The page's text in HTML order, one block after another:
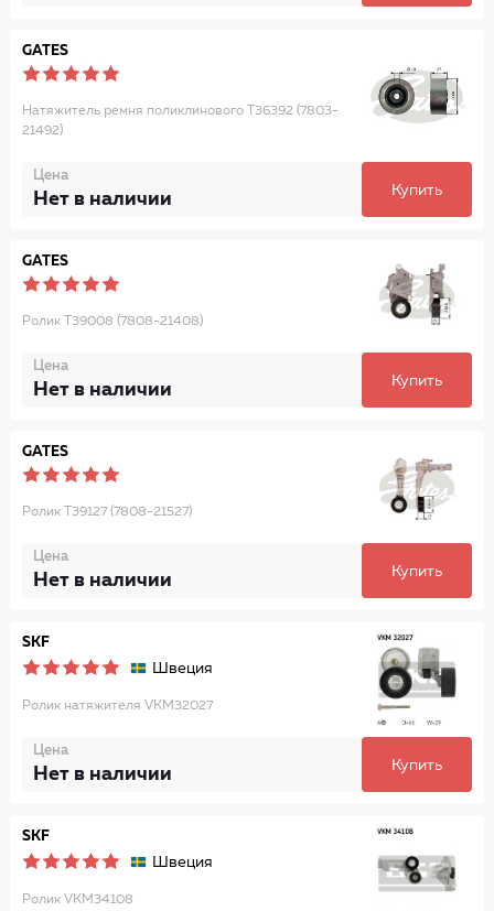
GATES
Натяжитель ремня поликлинового T36392 (7803-
21492)
Цена
Нет в наличии Купить
GATES
Ролик T39008 (7808-21408)
Цена
Нет в наличии Купить
GATES
Ролик T39127 (7808-21527)
Цена
Нет в наличии Купить
SKF
Швеция
Ролик натяжителя VKM32027
Цена
Нет в наличии Купить
SKF
Швеция
Ролик VKM34108